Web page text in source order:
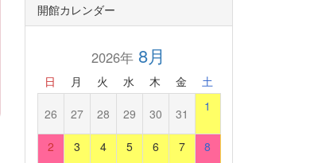
開館カレンダー
2026年 8月
日 月 火 水 木 金 土
26 27 28 29 30 31 1
2 3 4 5 6 7 8